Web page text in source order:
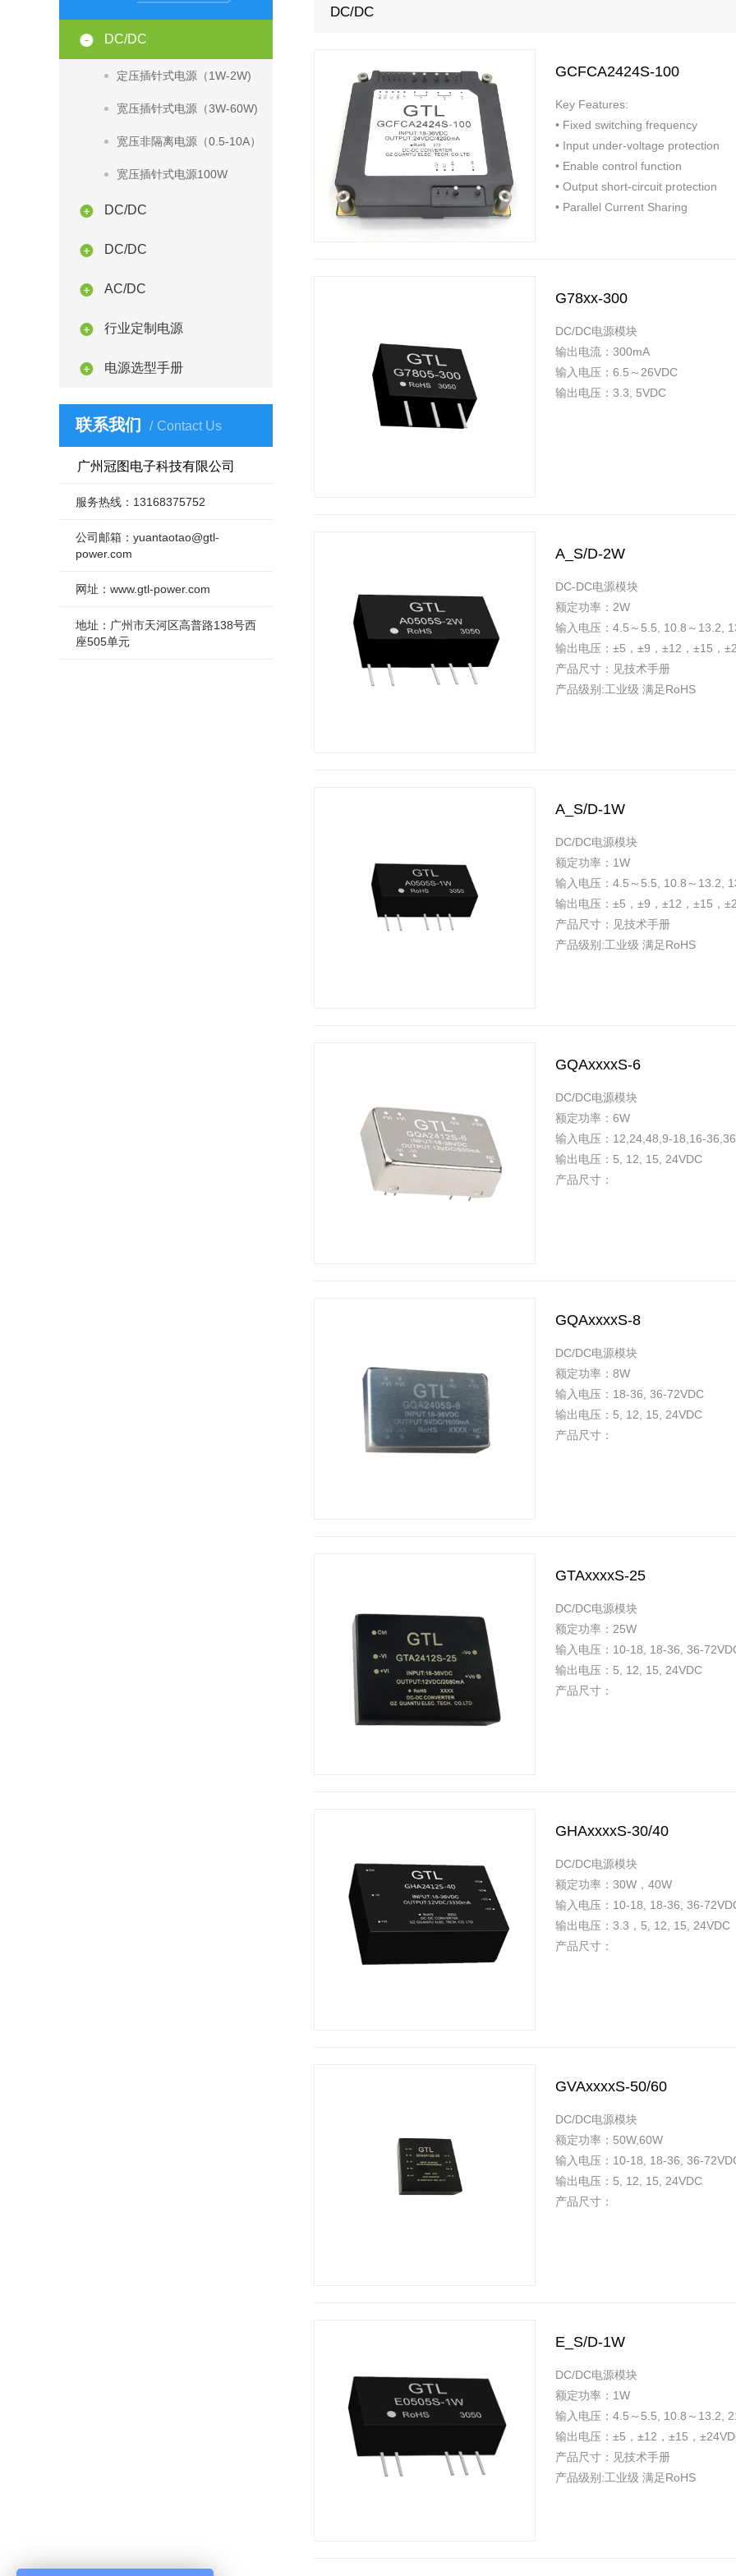
DC/DC
定压插针式电源（1W-2W)
宽压插针式电源（3W-60W)
宽压非隔离电源（0.5-10A）
宽压插针式电源100W
DC/DC
DC/DC
AC/DC
行业定制电源
电源选型手册
联系我们 Contact Us
广州冠图电子科技有限公司
服务热线：13168375752
公司邮箱：yuantaotao@gtl-
power.com
网址：www.gtl-power.com
地址：广州市天河区高普路138号西
座505单元
DC/DC
GCFCA2424S-100
Key Features:
• Fixed switching frequency
• Input under-voltage protection
• Enable control function
• Output short-circuit protection
• Parallel Current Sharing
G78xx-300
DC/DC电源模块
输出电流：300mA
输入电压：6.5～26VDC
输出电压：3.3, 5VDC
A_S/D-2W
DC-DC电源模块
额定功率：2W
输入电压：4.5～5.5, 10.8～13.2,
输出电压：±5，±9，±12，±15，
产品尺寸：见技术手册
产品级别:工业级 满足RoHS
A_S/D-1W
DC/DC电源模块
额定功率：1W
输入电压：4.5～5.5, 10.8～13.2,
输出电压：±5，±9，±12，±15，
产品尺寸：见技术手册
产品级别:工业级 满足RoHS
GQAxxxxS-6
DC/DC电源模块
额定功率：6W
输入电压：12,24,48,9-18,16-
输出电压：5, 12, 15, 24VDC
产品尺寸：
GQAxxxxS-8
DC/DC电源模块
额定功率：8W
输入电压：18-36, 36-72VDC
输出电压：5, 12, 15, 24VDC
产品尺寸：
GTAxxxxS-25
DC/DC电源模块
额定功率：25W
输入电压：10-18, 18-36, 36-
输出电压：5, 12, 15, 24VDC
产品尺寸：
GHAxxxxS-30/40
DC/DC电源模块
额定功率：30W，40W
输入电压：10-18, 18-36, 36-
输出电压：3.3，5, 12, 15, 24VDC
产品尺寸：
GVAxxxxS-50/60
DC/DC电源模块
额定功率：50W,60W
输入电压：10-18, 18-36, 36-
输出电压：5, 12, 15, 24VDC
产品尺寸：
E_S/D-1W
DC/DC电源模块
额定功率：1W
输入电压：4.5～5.5, 10.8～13.2,
输出电压：±5，±12，±15，
产品尺寸：见技术手册
产品级别:工业级 满足RoHS